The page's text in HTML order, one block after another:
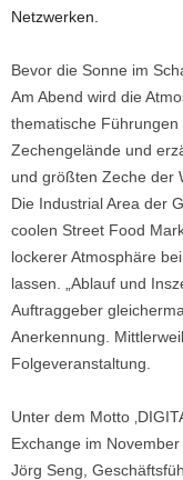
Netzwerken.
Bevor die Sonne im
Am Abend wird die
thematische
Zechengelände und
und größten Zeche der
Die Industrial Area der
coolen Street Food
lockerer Atmosphäre
lassen. „Ablauf und
Auftraggeber
Anerkennung.
Folgeveranstaltung.
Unter dem Motto
Exchange im
Jörg Seng,